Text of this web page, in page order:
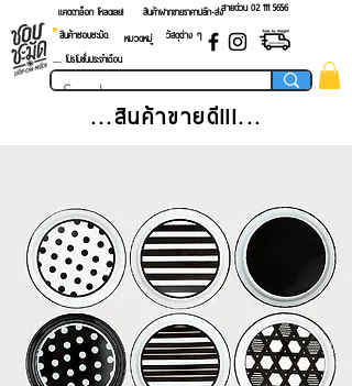
แคตตาล็อก โหลดเลย! สายด่วน 02 ​111 5656
สินค้าฝากขายราคาปลีก-ส่ง
สินค้าชอบชะมัด
หมวดหมู่
วัสดุต่าง ๆ
.... โปรโมชั่นประจำเดือน
...สินค้าขายดี!!!...